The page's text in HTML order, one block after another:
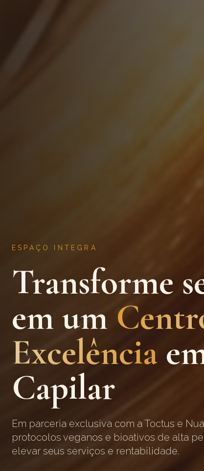
ESPAÇO INTEGRA
Transforme
em um
Excelência
Capilar
Em parceria exclusiva com a Toctus e
protocolos veganos e bioativos de alta
elevar seus serviços e rentabilidade.